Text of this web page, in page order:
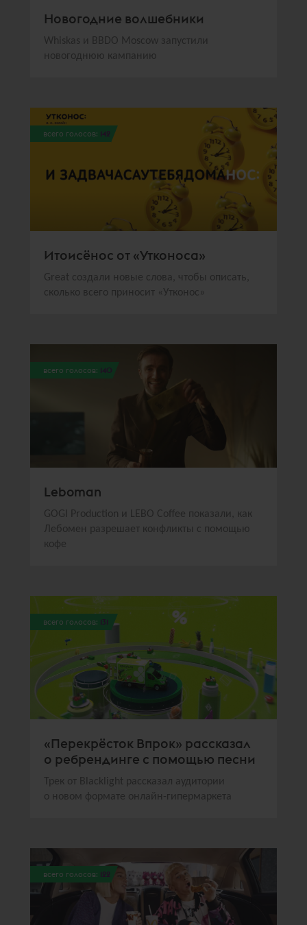
Новогодние волшебники
Whiskas и BBDO Moscow запустили
новогоднюю кампанию
всего голосов: 142
Итоисёнос от «Утконоса»
Great создали новые слова, чтобы описать,
сколько всего приносит «Утконос»
всего голосов: 140
Leboman
GOGI Production и LEBO Coffee показали, как
Лебомен разрешает конфликты с помощью
кофе
всего голосов: 131
«Перекрёсток Впрок» рассказал
о ребрендинге с помощью песни
Трек от Blacklight рассказал аудитории
о новом формате онлайн-гипермаркета
всего голосов: 122